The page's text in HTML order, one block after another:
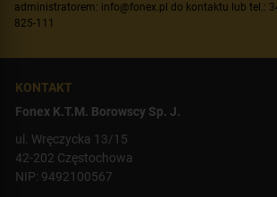
administratorem: info@fonex.pl do kontaktu lub tel.:
825-111
KONTAKT
Fonex K.T.M. Borowscy Sp. J.
ul. Wręczycka 13/15
42-202 Częstochowa
NIP: 9492100567